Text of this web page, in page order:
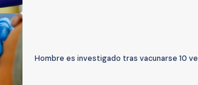
Hombre es investigado tras vacunarse 10